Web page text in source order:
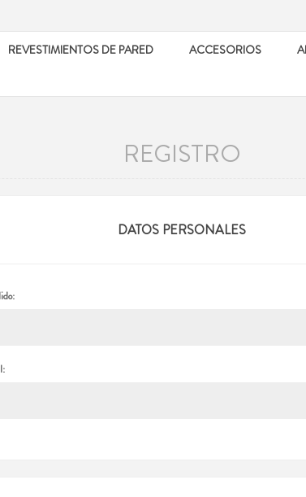
REVESTIMIENTOS DE PARED ACCESORIOS
REGISTRO
DATOS PERSONALES